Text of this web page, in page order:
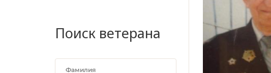
Поиск ветерана